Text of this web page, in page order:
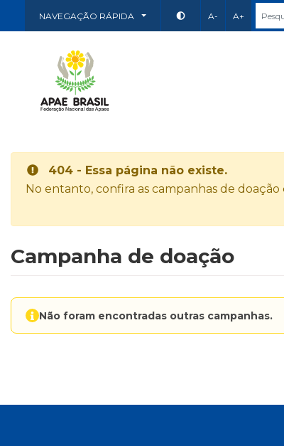
NAVEGAÇÃO RÁPIDA A- A+
404 - Essa página não existe.
No entanto, confira as campanhas de doação
Campanha de doação
Não foram encontradas outras campanhas.